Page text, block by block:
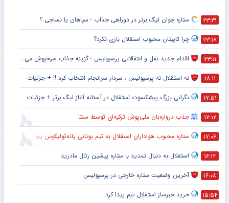
۲۳:۳۱ ستاره جوان لیگ برتر در دوراهی جذاب ؛ سپاهان یا نساجی ؟
۲۳:۱۸ چرا کاپیتان محبوب استقلال بازی نکرد؟
۲۳:۱۱ اقدام جدید نقل و انتقالاتی پرسپولیس ؛ گزینه جذاب سرخپوش می شود؟
۱۸:۱۱ نه استقلال نه پرسپولیس ؛ سردار سرانجام انتخاب کرد !! + جزئیات
۱۷:۵۱ نگرانی بزرگ پیشکسوت استقلال در آستانه آغاز لیگ برتر + جزئیات
۱۷:۱۲ جذب دروازه‌بان ملی‌پوش ترکیه‌ای توسط سلتا
۱۷:۰۶ ستاره محبوب هواداران استقلال به تیم یونانی پانه‌تولیکوس پیوست
۱۶:۱۲ استقلال به دنبال تمدید با ستاره پیشین رئال مادرید
۱۶:۰۸ آخرین وضعیت ستاره خارجی در پرسپولیس
۱۵:۵۴ خرید خبرساز استقلال تیم پیدا کرد